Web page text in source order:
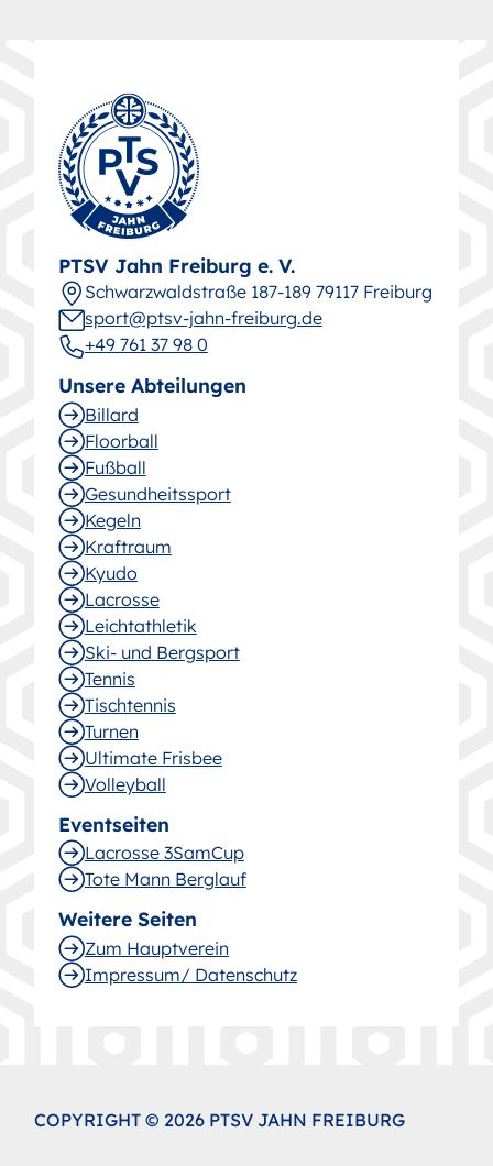
PTSV Jahn Freiburg e. V.
Schwarz­wald­straße 187-189 79117 Freiburg
sport@ptsv-jahn-freiburg.de
+49 761 37 98 0
Unsere Abteilungen
Billard
Floorball
Fußball
Gesund­heitssport
Kegeln
Kraftraum
Kyudo
Lacrosse
Leichtathletik
Ski- und Bergsport
Tennis
Tischtennis
Turnen
Ultimate Frisbee
Volleyball
Eventseiten
Lacrosse 3SamCup
Tote Mann Berglauf
Weitere Seiten
Zum Hauptverein
Impressum/ Datenschutz
COPYRIGHT © 2026 PTSV JAHN FREIBURG